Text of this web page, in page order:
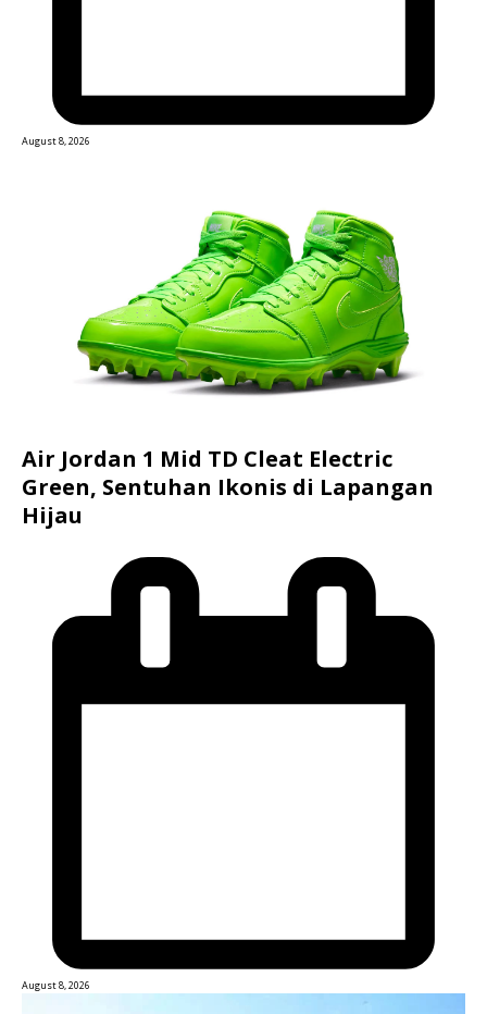
August 8, 2026
Air Jordan 1 Mid TD Cleat Electric
Green, Sentuhan Ikonis di Lapangan
Hijau
August 8, 2026